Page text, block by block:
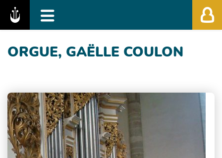
Fédération des Festivals de Musique
ORGUE, GAËLLE COULON